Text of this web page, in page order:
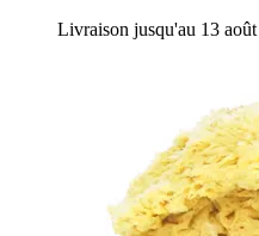
Livraison jusqu'au 13 août